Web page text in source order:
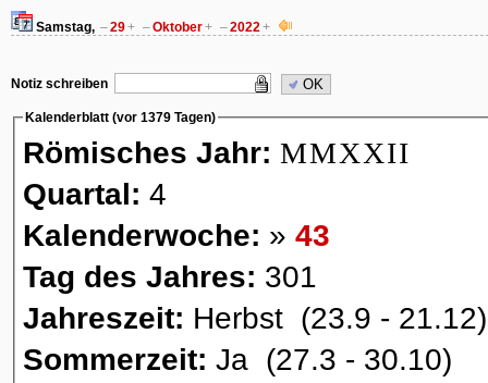
Samstag, –29+ –Oktober+ –2022+
Notiz schreiben OK
Kalenderblatt (vor 1379 Tagen)
Römisches Jahr: MMXXII
Quartal: 4
Kalenderwoche: » 43
Tag des Jahres: 301
Jahreszeit: Herbst (23.9 - 21.12)
Sommerzeit: Ja (27.3 - 30.10)